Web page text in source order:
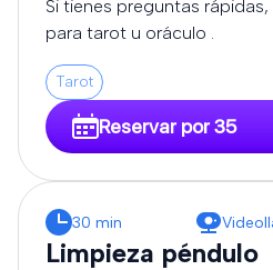
Si tienes preguntas
para tarot u oráculo .
Tarot
Reservar por 35
30 min
Limpieza péndulo